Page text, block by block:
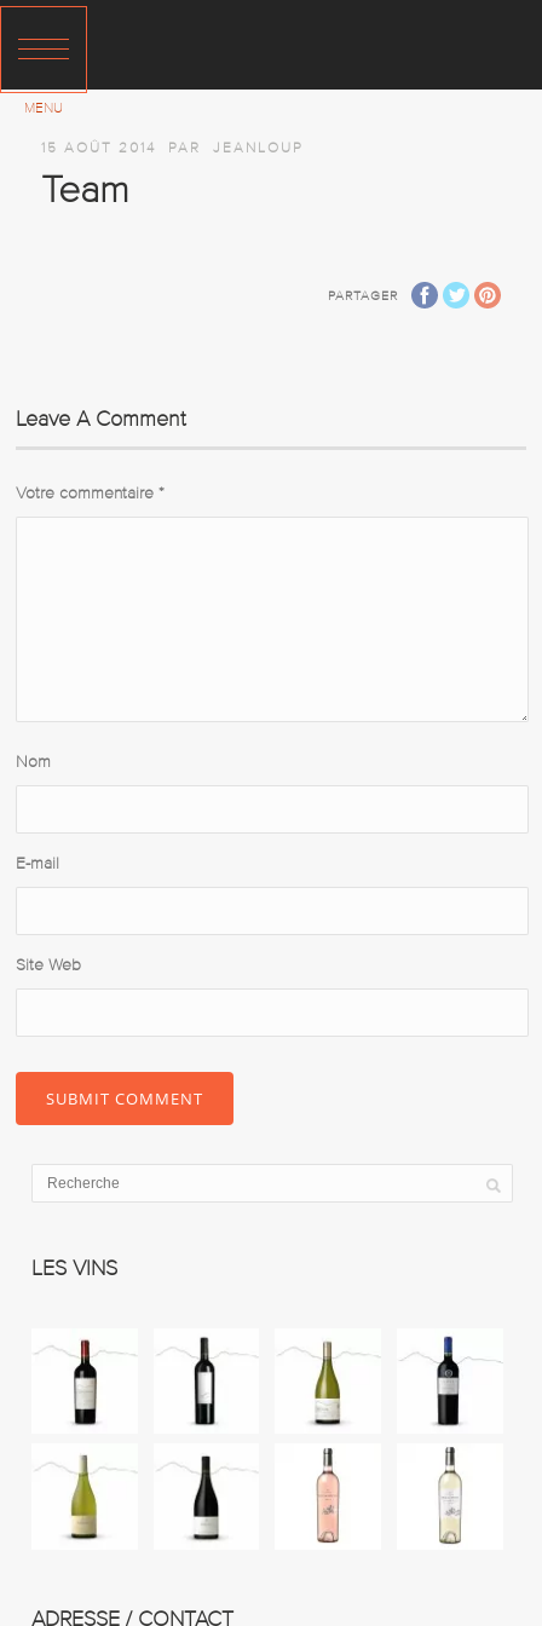
15 AOÛT 2014 PAR JEANLOUP
Team
PARTAGER
Leave A Comment
Votre commentaire*
Nom
E-mail
Site Web
LES VINS
ADRESSE / CONTACT